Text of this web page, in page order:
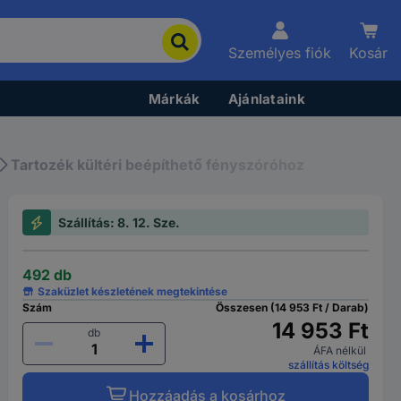
Személyes fiók Kosár
Márkák Ajánlataink
Tartozék kültéri beépíthető fényszóróhoz
Szállítás: 8. 12. Sze.
492 db
Szaküzlet készletének megtekintése
Szám
db
Összesen (14 953 Ft / Darab)
14 953 Ft
ÁFA nélkül
szállítás költség
Hozzáadás a kosárhoz